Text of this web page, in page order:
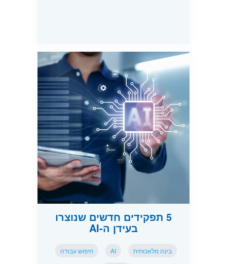
5 תפקידים חדשים שנוצרו
בעידן ה-AI
בינה מלאכותית AI חיפוש עבודה